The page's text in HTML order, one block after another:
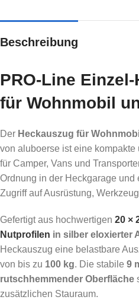
Beschreibung
PRO-Line
für Wohnmobil
Der Heckauszug für
von aluboerse ist eine
für Camper, Vans und
Ordnung in der Heckgarage
Zugriff auf Ausrüstung,
Gefertigt aus hochwertigen 20 ×
Nutprofilen in silber eloxierter
Heckauszug eine belastbare
von bis zu 100 kg. Die stabile 9
rutschhemmender Oberfläche
zusätzlichen Stauraum.